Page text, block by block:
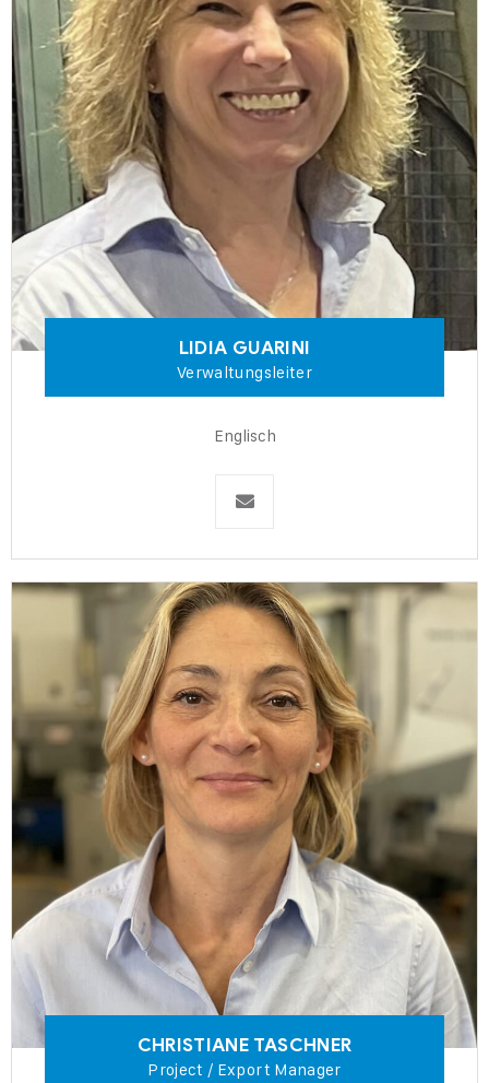
LIDIA GUARINI
Verwaltungsleiter
Englisch
CHRISTIANE TASCHNER
Project / Export Manager